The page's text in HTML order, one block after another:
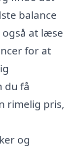
balance
at læse
for at
du få
rimelig pris,
og